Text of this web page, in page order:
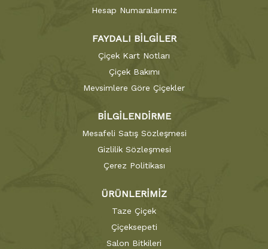
Hesap Numaralarımız
FAYDALI BİLGİLER
Çiçek Kart Notları
Çiçek Bakımı
Mevsimlere Göre Çiçekler
BİLGİLENDİRME
Mesafeli Satış Sözleşmesi
Gizlilik Sözleşmesi
Çerez Politikası
ÜRÜNLERİMİZ
Taze Çiçek
Çiçeksepeti
Salon Bitkileri